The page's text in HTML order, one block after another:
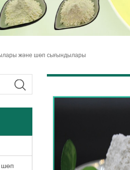
және шөп сығындылары
шөп